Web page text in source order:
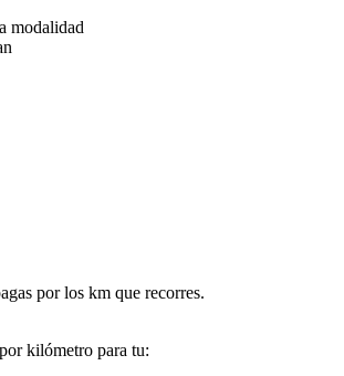
modalidad
por los km que recorres.
kilómetro para tu: